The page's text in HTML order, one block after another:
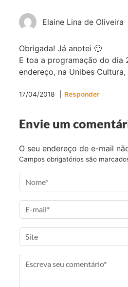
Elaine Lina de Oliveira
Obrigada! Já anotei 🙂
E toa a programação do dia
endereço, na Unibes
17/04/2018 Responder
Envie um
O seu endereço de e-mail
Campos obrigatórios são